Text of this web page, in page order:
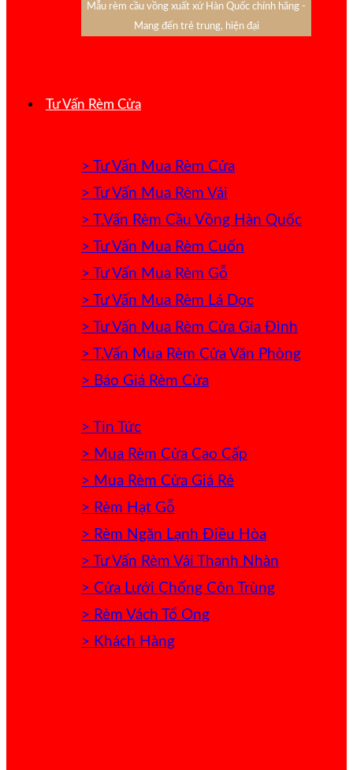
Mẫu rèm cầu vồng xuất xứ Hàn Quốc chính hãng -
Mang đến trẻ trung, hiện đại
Tư Vấn Rèm Cửa
> Tư Vấn Mua Rèm Cửa
> Tư Vấn Mua Rèm Vải
> T.Vấn Rèm Cầu Vồng Hàn Quốc
> Tư Vấn Mua Rèm Cuốn
> Tư Vấn Mua Rèm Gỗ
> Tư Vấn Mua Rèm Lá Dọc
> Tư Vấn Mua Rèm Cửa Gia Đình
> T.Vấn Mua Rèm Cửa Văn Phòng
> Báo Giá Rèm Cửa
> Tin Tức
> Mua Rèm Cửa Cao Cấp
> Mua Rèm Cửa Giá Rẻ
> Rèm Hạt Gỗ
> Rèm Ngăn Lạnh Điều Hòa
> Tư Vấn Rèm Vải Thanh Nhàn
> Cửa Lưới Chống Côn Trùng
> Rèm Vách Tổ Ong
> Khách Hàng